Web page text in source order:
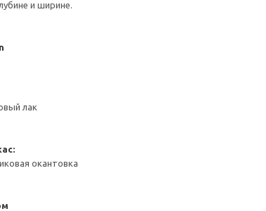
и ширине.
лак
окантовка